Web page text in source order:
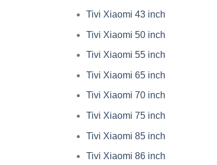
Tivi Xiaomi 43 inch
Tivi Xiaomi 50 inch
Tivi Xiaomi 55 inch
Tivi Xiaomi 65 inch
Tivi Xiaomi 70 inch
Tivi Xiaomi 75 inch
Tivi Xiaomi 85 inch
Tivi Xiaomi 86 inch